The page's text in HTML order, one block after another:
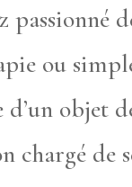
passionné
ou
d’un objet
chargé de